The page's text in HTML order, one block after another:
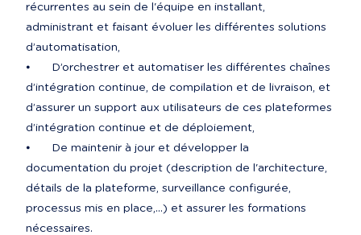
récurrentes au sein de l'équipe en installant,
administrant et faisant évoluer les différentes solutions
d’automatisation,
⦁	D’orchestrer et automatiser les différentes chaînes
d’intégration continue, de compilation et de livraison, et
d’assurer un support aux utilisateurs de ces plateformes
d’intégration continue et de déploiement,
⦁	De maintenir à jour et développer la
documentation du projet (description de l'architecture,
détails de la plateforme, surveillance configurée,
processus mis en place,...) et assurer les formations
nécessaires.